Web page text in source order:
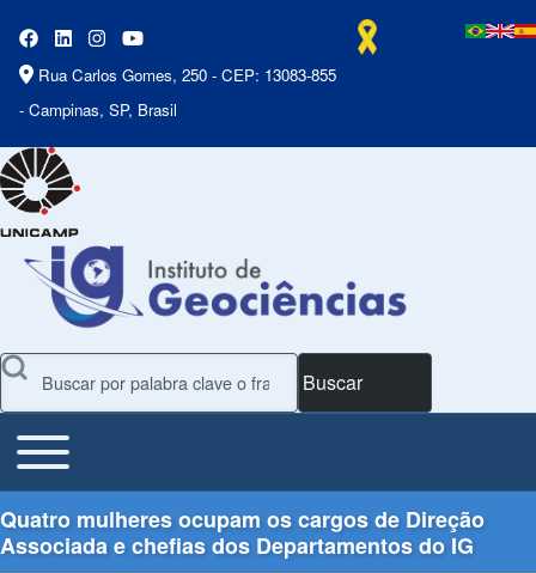
Rua Carlos Gomes, 250 - CEP: 13083-855
- Campinas, SP, Brasil
Buscar
Main Menu
Toggle main menu
Quatro mulheres ocupam os cargos de Direção
Associada e chefias dos Departamentos do IG